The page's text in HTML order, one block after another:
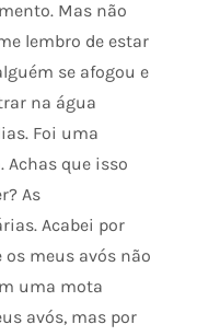
Mas não
lembro de estar
se afogou e
na água
Foi uma
que isso
As
Acabei por
meus avós não
uma mota
avós, mas por